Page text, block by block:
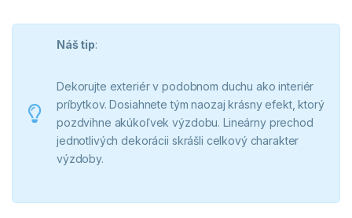
Náš tip:
Dekorujte exteriér v podobnom duchu ako interiér
príbytkov. Dosiahnete tým naozaj krásny efekt, ktorý
pozdvihne akúkoľvek výzdobu. Lineárny prechod
jednotlivých dekorácii skrášli celkový charakter
výzdoby.